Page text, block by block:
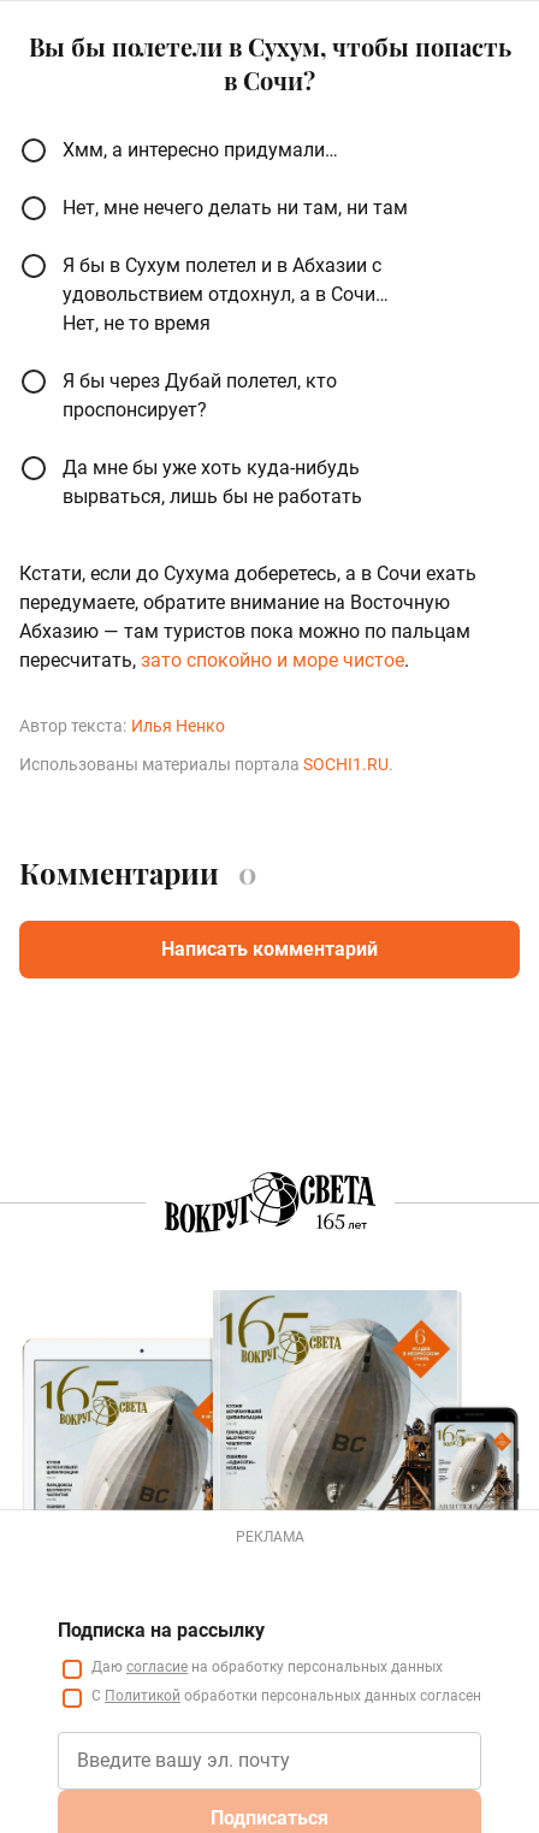
Вы бы полетели в Сухум, чтобы попасть
в Сочи?
Хмм, а интересно придумали…
Нет, мне нечего делать ни там, ни там
Я бы в Сухум полетел и в Абхазии с
удовольствием отдохнул, а в Сочи…
Нет, не то время
Я бы через Дубай полетел, кто
проспонсирует?
Да мне бы уже хоть куда-нибудь
вырваться, лишь бы не работать
Кстати, если до Сухума доберетесь, а в Сочи ехать
передумаете, обратите внимание на Восточную
Абхазию — там туристов пока можно по пальцам
пересчитать, зато спокойно и море чистое.
Автор текста: Илья Ненко
Использованы материалы портала SOCHI1.RU.
Комментарии 0
Написать комментарий
РЕКЛАМА
Подписка на рассылку
Даю согласие на обработку персональных данных
С Политикой обработки персональных данных согласен
Подписаться